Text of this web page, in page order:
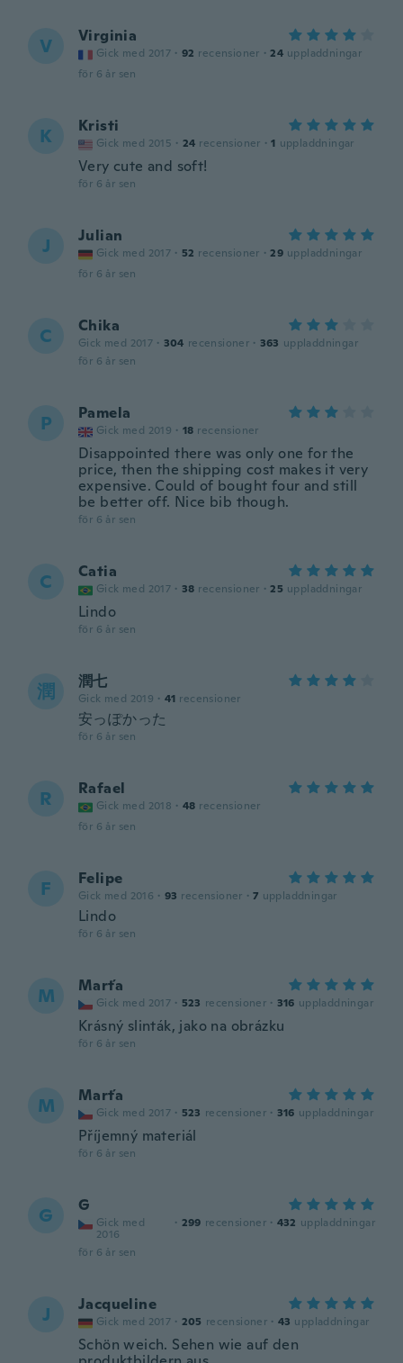
V Virginia
Gick med 2017 · 92 recensioner · 24 uppladdningar
för 6 år sen
K Kristi
Gick med 2015 · 24 recensioner · 1 uppladdningar
Very cute and soft!
för 6 år sen
J Julian
Gick med 2017 · 52 recensioner · 29 uppladdningar
för 6 år sen
C Chika
Gick med 2017 · 304 recensioner · 363 uppladdningar
för 6 år sen
P Pamela
Gick med 2019 · 18 recensioner
Disappointed there was only one for the
price, then the shipping cost makes it very
expensive. Could of bought four and still
be better off. Nice bib though.
för 6 år sen
C Catia
Gick med 2017 · 38 recensioner · 25 uppladdningar
Lindo
för 6 år sen
潤 潤七
Gick med 2019 · 41 recensioner
安っぽかった
för 6 år sen
R Rafael
Gick med 2018 · 48 recensioner
för 6 år sen
F Felipe
Gick med 2016 · 93 recensioner · 7 uppladdningar
Lindo
för 6 år sen
M Marťa
Gick med 2017 · 523 recensioner · 316 uppladdningar
Krásný slinták, jako na obrázku
för 6 år sen
M Marťa
Gick med 2017 · 523 recensioner · 316 uppladdningar
Příjemný materiál
för 6 år sen
G G
Gick med
2016
· 299 recensioner · 432 uppladdningar
för 6 år sen
J Jacqueline
Gick med 2017 · 205 recensioner · 43 uppladdningar
Schön weich. Sehen wie auf den